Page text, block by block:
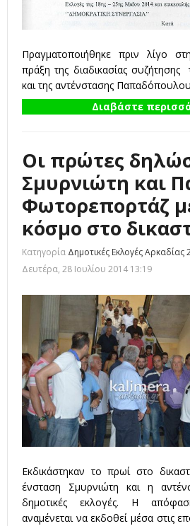
Πραγματοποιήθηκε πριν λίγο
πράξη της διαδικασίας
και της αντένστασης
Διαβάστε
Οι πρώτες
Σμυρνιώτη και
Φωτορεπορτάζ
κόσμο στο
Κατηγορία Δημοτικές Εκλογές Αρκαδίας
Δευτέρα, 28 Ιουλίου 2014 13:19
Εκδικάστηκαν το πρωί στο
ένσταση Σμυρνιώτη και η
δημοτικές εκλογές. Η
αναμένεται να εκδοθεί μέσα στις